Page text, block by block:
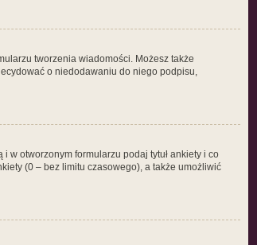
tworzenia wiadomości. Możesz także
o niedodawaniu do niego podpisu,
w otworzonym formularzu podaj tytuł ankiety i co
(0 – bez limitu czasowego), a także umożliwić